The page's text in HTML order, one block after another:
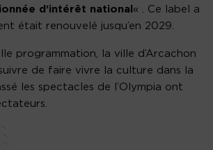
d’intérêt national « . Ce label a
était renouvelé jusqu’en 2029.
programmation, la ville d’Arcachon
de faire vivre la culture dans la
les spectacles de l’Olympia ont